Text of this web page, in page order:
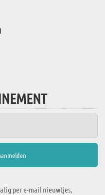
per e-mail nieuwtjes,